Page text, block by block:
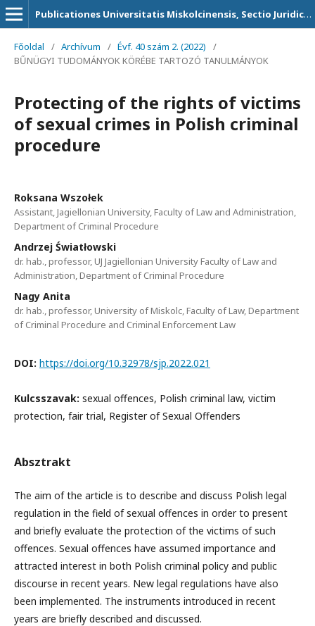
Publicationes Universitatis Miskolcinensis, Sectio Juridica et Politica
Főoldal / Archívum / Évf. 40 szám 2. (2022)
/
BŰNÜGYI TUDOMÁNYOK KÖRÉBE TARTOZÓ TANULMÁNYOK
Protecting of the rights of victims
of sexual crimes in Polish criminal
procedure
Roksana Wszołek
Assistant, Jagiellonian University, Faculty of Law and Administration,
Department of Criminal Procedure
Andrzej Światłowski
dr. hab., professor, UJ Jagiellonian University Faculty of Law and
Administration, Department of Criminal Procedure
Nagy Anita
dr. hab., professor, University of Miskolc, Faculty of Law, Department
of Criminal Procedure and Criminal Enforcement Law
DOI: https://doi.org/10.32978/sjp.2022.021
Kulcsszavak: sexual offences, Polish criminal law, victim
protection, fair trial, Register of Sexual Offenders
Absztrakt
The aim of the article is to describe and discuss Polish legal
regulation in the field of sexual offences in order to present
and briefly evaluate the protection of the victims of such
offences. Sexual offences have assumed importance and
attracted interest in both Polish criminal policy and public
discourse in recent years. New legal regulations have also
been implemented. The instruments introduced in recent
years are briefly described and discussed.